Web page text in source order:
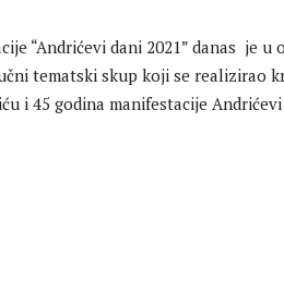
“Andrićevi dani 2021” danas je u
tematski skup koji se realizirao
i 45 godina manifestacije